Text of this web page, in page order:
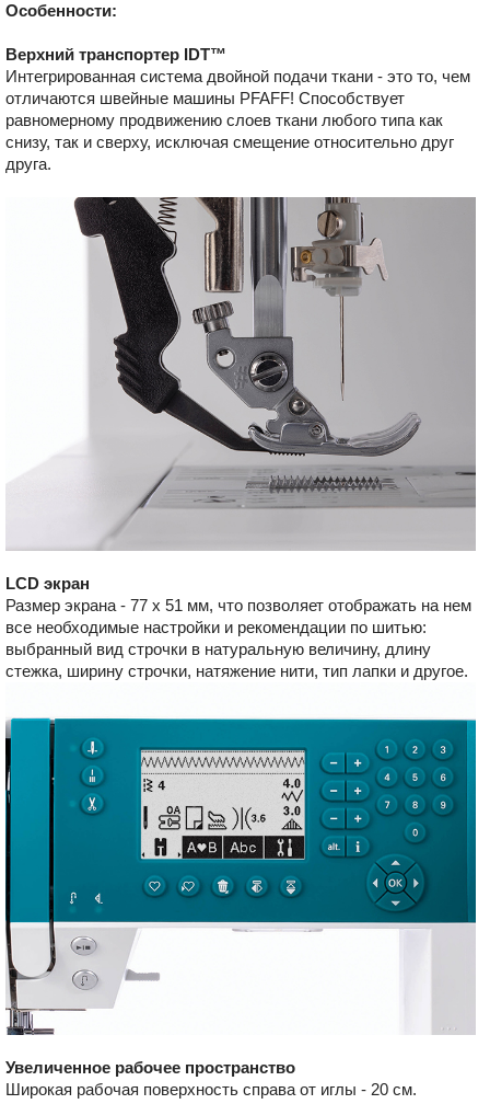
Особенности:
Верхний транспортер IDT™
Интегрированная система двойной подачи ткани - это то, чем
отличаются швейные машины PFAFF! Способствует
равномерному продвижению слоев ткани любого типа как
снизу, так и сверху, исключая смещение относительно друг
друга.
LCD экран
Размер экрана - 77 х 51 мм, что позволяет отображать на нем
все необходимые настройки и рекомендации по шитью:
выбранный вид строчки в натуральную величину, длину
стежка, ширину строчки, натяжение нити, тип лапки и другое.
Увеличенное рабочее пространство
Широкая рабочая поверхность справа от иглы - 20 см.